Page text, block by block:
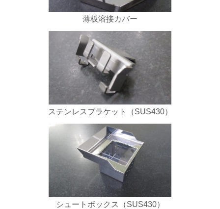
薄板溶接カバー
ステンレスブラケット（SUS430）
シュートボックス（SUS430）